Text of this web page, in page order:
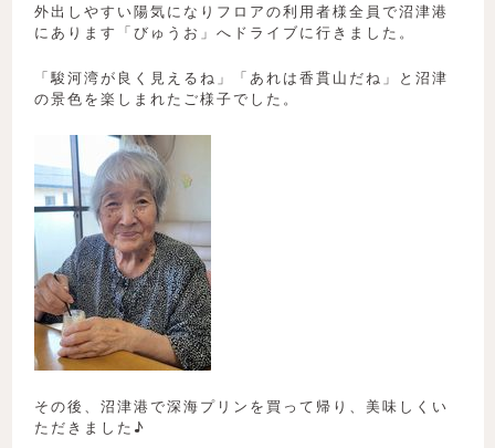
外出しやすい陽気になりフロアの利用者様全員で沼津港
にあります「びゅうお」へドライブに行きました。
「駿河湾が良く見えるね」「あれは香貫山だね」と沼津
の景色を楽しまれたご様子でした。
その後、沼津港で深海プリンを買って帰り、美味しくい
ただきました♪